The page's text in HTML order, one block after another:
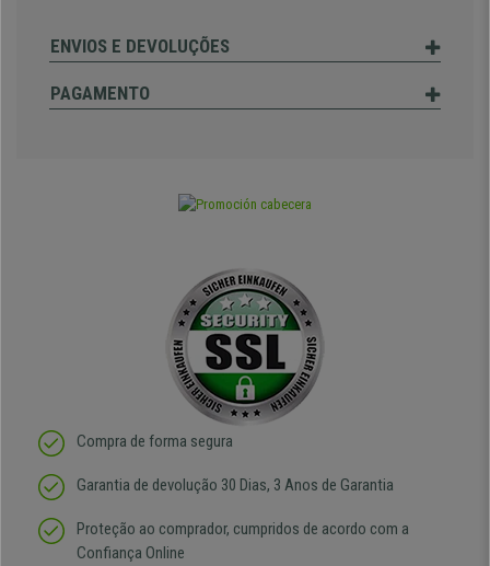
ENVIOS E DEVOLUÇÕES
PAGAMENTO
Compra de forma segura
Garantia de devolução 30 Dias, 3 Anos de Garantia
Proteção ao comprador, cumpridos de acordo com a
Confiança Online